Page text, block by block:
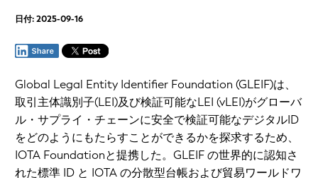
日付: 2025-09-16
Global Legal Entity Identifier Foundation (GLEIF)は、
取引主体識別子(LEI)及び検証可能なLEI (vLEI)がグローバ
ル・サプライ・チェーンに安全で検証可能なデジタルID
をどのようにもたらすことができるかを探求するため、
IOTA Foundationと提携した。GLEIF の世界的に認知さ
れた標準 ID と IOTA の分散型台帳および貿易ワールドワ